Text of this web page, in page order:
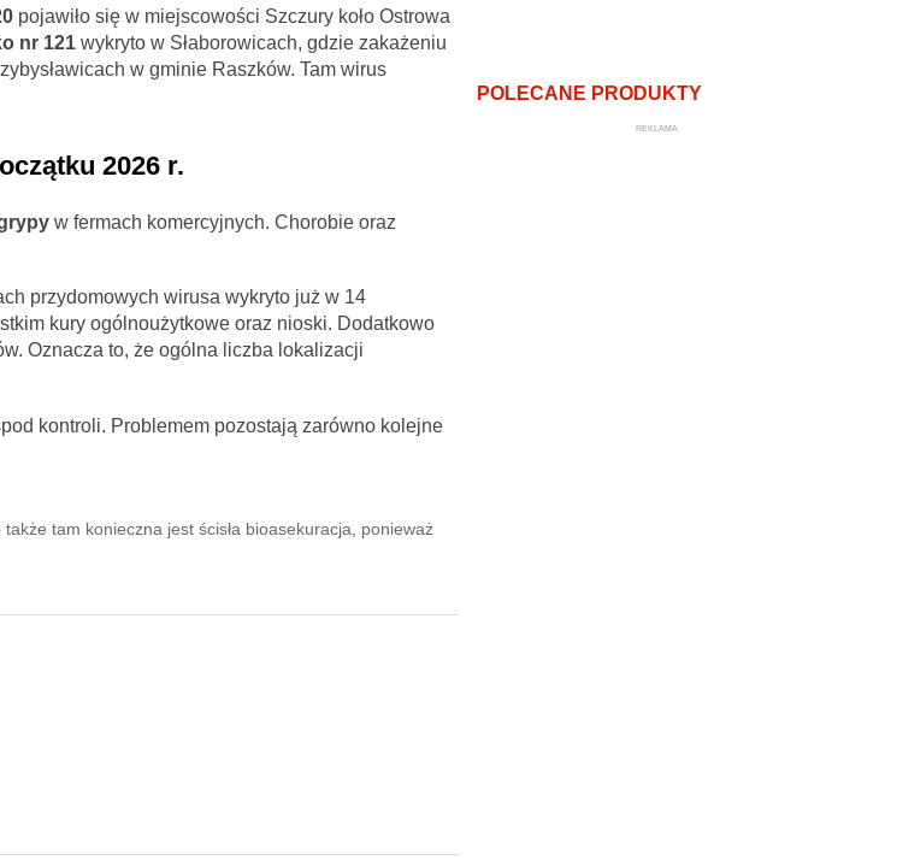
pojawiło się w miejscowości Szczury koło Ostrowa
nr 121wykryto w Słaborowicach, gdzie zakażeniu
w gminie Raszków. Tam wirus
2026 r.
w fermach komercyjnych. Chorobie oraz
przydomowych wirusa wykryto już w 14
kury ogólnoużytkowe oraz nioski. Dodatkowo
Oznacza to, że ogólna liczba lokalizacji
kontroli. Problemem pozostają zarówno kolejne
tam konieczna jest ścisła bioasekuracja, ponieważ
POLECANE PRODUKTY
REKLAMA